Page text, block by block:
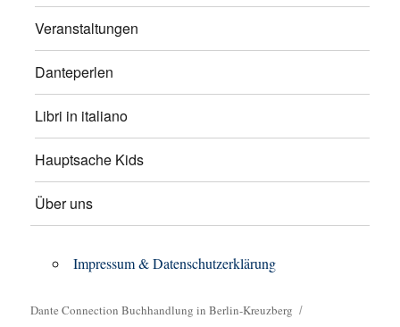
Veranstaltungen
Danteperlen
Libri in italiano
Hauptsache Kids
Über uns
Impressum & Datenschutzerklärung
Dante Connection Buchhandlung in Berlin-Kreuzberg